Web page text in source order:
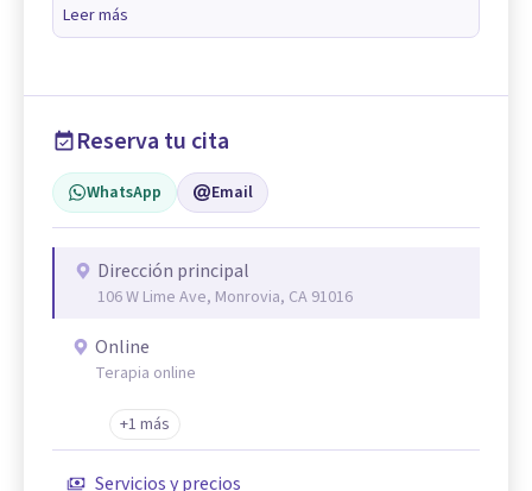
Leer más
Reserva tu cita
WhatsApp Email
Dirección principal
106 W Lime Ave, Monrovia, CA 91016
Online
Terapia online
+1 más
Servicios y precios